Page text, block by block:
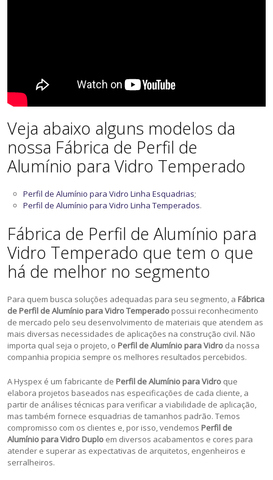
Veja abaixo alguns modelos da
nossa Fábrica de Perfil de
Alumínio para Vidro Temperado
Perfil de Alumínio para Vidro Linha Esquadrias;
Perfil de Alumínio para Vidro Linha Temperados.
Fábrica de Perfil de Alumínio para
Vidro Temperado que tem o que
há de melhor no segmento
Para quem busca soluções adequadas para seu segmento, a Fábrica
de Perfil de Alumínio para Vidro Temperado possui reconhecimento
de mercado pelo seu desenvolvimento de materiais que atendem as
mais diversas necessidades de aplicações na construção civil. Não
importa qual seja o projeto, o Perfil de Alumínio para Vidro da nossa
companhia propicia sempre os melhores resultados percebidos.
A Hyspex é um fabricante de Perfil de Alumínio para Vidro que
elabora projetos baseados nas especificações de cada cliente, a
partir de análises técnicas para verificar a viabilidade de aplicação,
mas também fornece esquadrias de tamanhos padrão. Temos
compromisso com os clientes e, por isso, vendemos Perfil de
Alumínio para Vidro Duplo em diversos acabamentos e cores para
atender e superar as expectativas de arquitetos, engenheiros e
serralheiros.